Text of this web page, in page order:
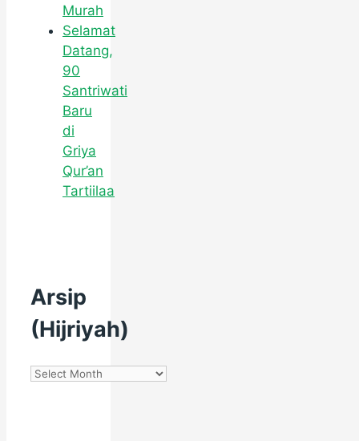
Murah
Selamat
Datang,
90
Santriwati
Baru
di
Griya
Qur’an
Tartiilaa
Arsip
(Hijriyah)
Arsip